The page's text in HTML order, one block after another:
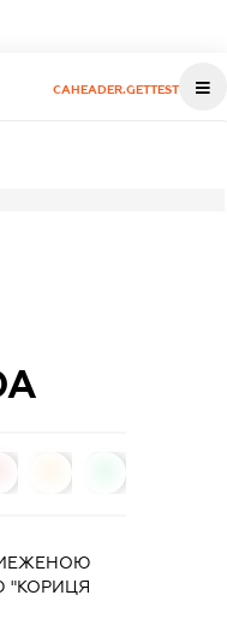
CAHEADER.GETTEST
"КОРИЦЯ